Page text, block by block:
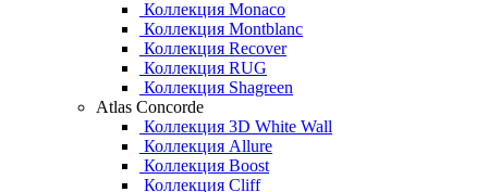
Коллекция Monaco
Коллекция Montblanc
Коллекция Recover
Коллекция RUG
Коллекция Shagreen
Atlas Concorde
Коллекция 3D White Wall
Коллекция Allure
Коллекция Boost
Коллекция Cliff